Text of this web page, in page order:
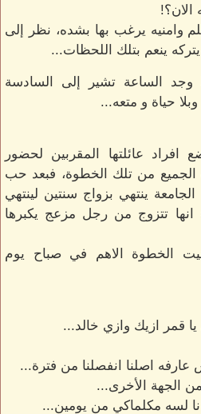
الان؟!
وامنيه يرغب بها بشده، نظر إلى
ينعم بتلك اللحظات...
وجد الساعة تشير إلى السادسة
حياة و متعه...
افراد عائلتها المقربين لحضور
من تلك الخطوة، فبعد حب
ينتهي بزواج سنتين لينتهي
انها تتزوج من رجل مزعج يكبرها
الخطوة الاهم في صباح يوم
يا قمر ازيك وازي خالد...
اصلنا انفصلنا من فترة...
الجهة الأخرى...
لسه مكلماكي من يومين...